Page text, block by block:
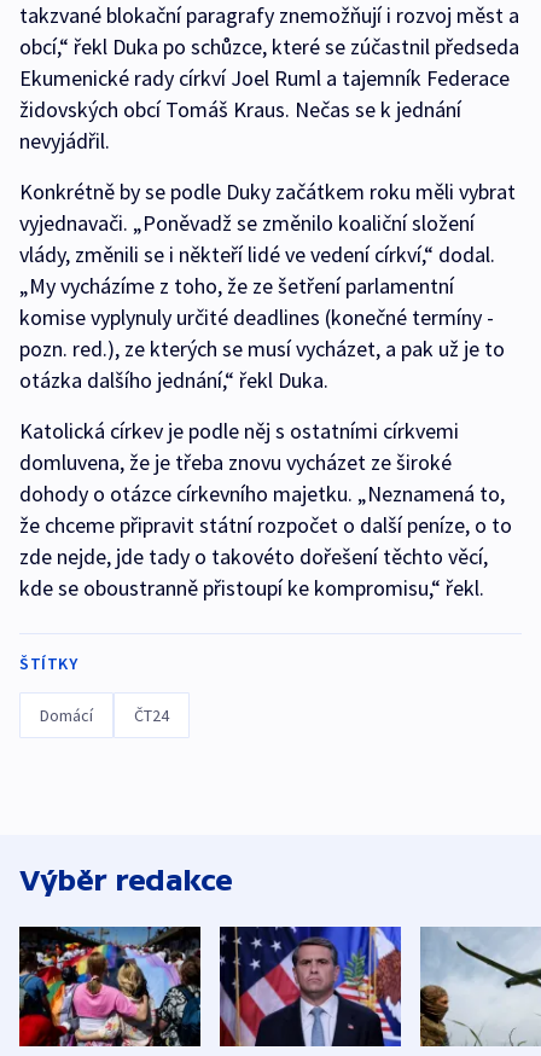
takzvané blokační paragrafy znemožňují i rozvoj měst a
obcí,“ řekl Duka po schůzce, které se zúčastnil předseda
Ekumenické rady církví Joel Ruml a tajemník Federace
židovských obcí Tomáš Kraus. Nečas se k jednání
nevyjádřil.
Konkrétně by se podle Duky začátkem roku měli vybrat
vyjednavači. „Poněvadž se změnilo koaliční složení
vlády, změnili se i někteří lidé ve vedení církví,“ dodal.
„My vycházíme z toho, že ze šetření parlamentní
komise vyplynuly určité deadlines (konečné termíny -
pozn. red.), ze kterých se musí vycházet, a pak už je to
otázka dalšího jednání,“ řekl Duka.
Katolická církev je podle něj s ostatními církvemi
domluvena, že je třeba znovu vycházet ze široké
dohody o otázce církevního majetku. „Neznamená to,
že chceme připravit státní rozpočet o další peníze, o to
zde nejde, jde tady o takovéto dořešení těchto věcí,
kde se oboustranně přistoupí ke kompromisu,“ řekl.
ŠTÍTKY
Domácí ČT24
Výběr redakce